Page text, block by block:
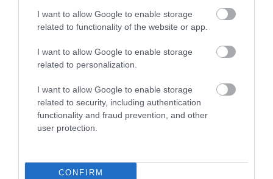
I want to allow Google to enable storage
related to functionality of the website or app.
I want to allow Google to enable storage
related to personalization.
I want to allow Google to enable storage
related to security, including authentication
functionality and fraud prevention, and other
user protection.
CONFIRM